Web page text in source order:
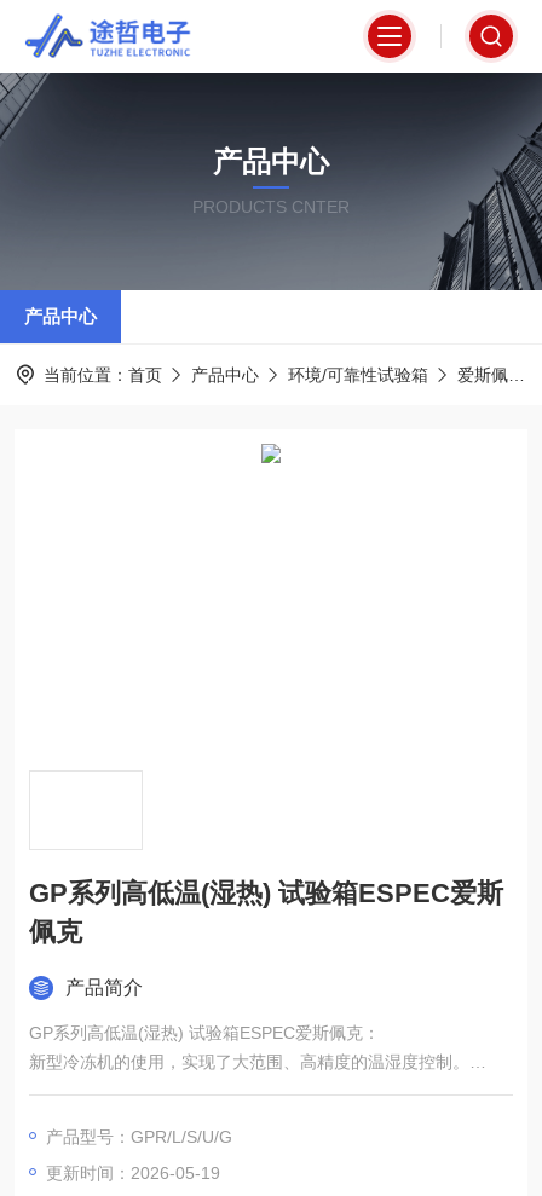
产品中心
PRODUCTS CNTER
产品中心
当前位置： 首页 产品中心 环境/可靠性试验箱 爱斯佩克espec
GP系列高低温(湿热) 试验箱ESPEC爱斯
佩克
产品简介
GP系列高低温(湿热) 试验箱ESPEC爱斯佩克：
新型冷冻机的使用，实现了大范围、高精度的温湿度控制。
40 模式可编程控制器、具有多种语言选择、试验数据U 盘存储。
保存。
标配左右电缆孔、便于实施通电连线、进行多项测量。
产品型号：GPR/L/S/U/G
更新时间：2026-05-19